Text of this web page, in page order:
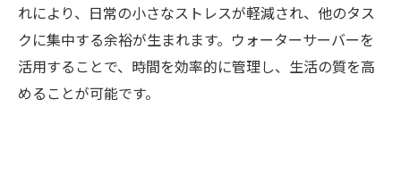
れにより、日常の小さなストレスが軽減され、他のタス
クに集中する余裕が生まれます。ウォーターサーバーを
活用することで、時間を効率的に管理し、生活の質を高
めることが可能です。